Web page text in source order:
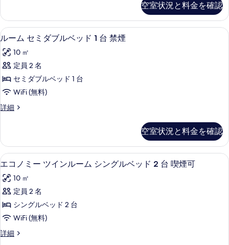
写
真
を
表
示
す
る
台
禁
煙
の
す
べ
て
の
真
を
表
示
す
る
台
禁
煙
の
詳
細
ベ
ッ
ド
1
台
喫
煙
可
べ
て
の
写
真
を
表
示
ミ
ダ
ブ
ベ
ッ
台
煙
細
空室状況と料金を確認
ル
ー
ム
セ
ミ
ブ
ベ
ッ
ド
1
台
禁
煙
の
4
ルーム セミダブルベッド 1 台 禁煙
10 ㎡
定員 2 名
セミダブルベッド 1 台
WiFi (無料)
詳細
ル
ミ
ダ
ブ
ベ
ッ
台
煙
空室状況と料金を確認
エ
コ
ノ
ミ
ー
イ
2
エコノミー ツインルーム シングルベッド 2 台 喫煙可
10 ㎡
定員 2 名
シングルベッド 2 台
WiFi (無料)
詳細
エ